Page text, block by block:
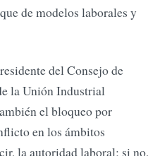
de modelos laborales y
del Consejo de
la Unión Industrial
el bloqueo por
en los ámbitos
la autoridad laboral; si no,